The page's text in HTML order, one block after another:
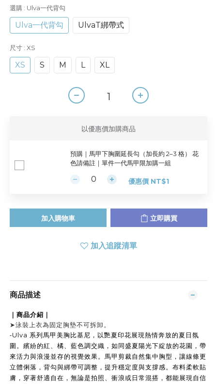
選購 : Ulva一代背勾
Ulva一代背勾 UlvaT綁帶式
尺寸 : XS
XS S M L XL
以優惠價加購商品
預購｜馬甲下胸圍延長勾（加長約 2–3 格） 花
色請備註｜單件一代馬甲限加購一組
優惠價 NT$1
加入購物車 立即購買
加入追蹤清單
商品描述
｜商品介紹｜
➤泳裝上衣為固定胸墊不可拆卸。
-Ulva 系列馬甲美胸比基尼，以艷夏印花展現熱情奔放的夏日氛
圍。繽紛的紅、橘、藍色調交織，如同盛夏陽光下綻放的花園，帶
來活力與浪漫並存的視覺效果。馬甲剪裁自然集中胸型，讓線條更
立體俐落，背勾與綁帶可調整，提升穩定度與支撐感。布料柔軟貼
膚，穿著舒適自在，無論是拍照、衝浪或日常混搭，都能展現自信